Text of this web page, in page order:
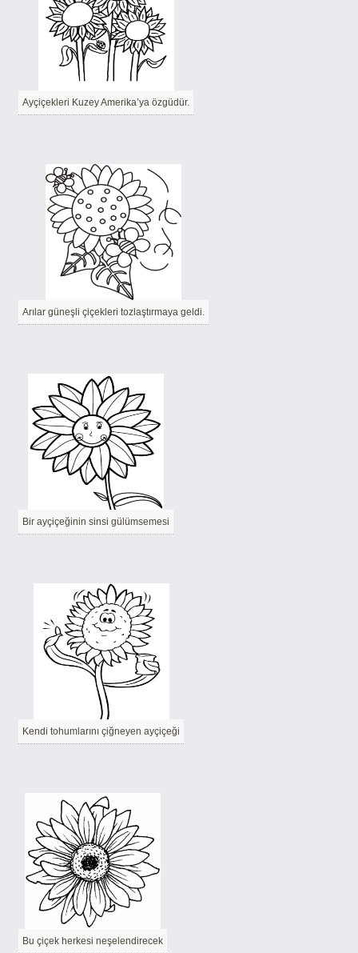
Ayçiçekleri Kuzey Amerika’ya özgüdür.
Arılar güneşli çiçekleri tozlaştırmaya geldi.
Bir ayçiçeğinin sinsi gülümsemesi
Kendi tohumlarını çiğneyen ayçiçeği
Bu çiçek herkesi neşelendirecek